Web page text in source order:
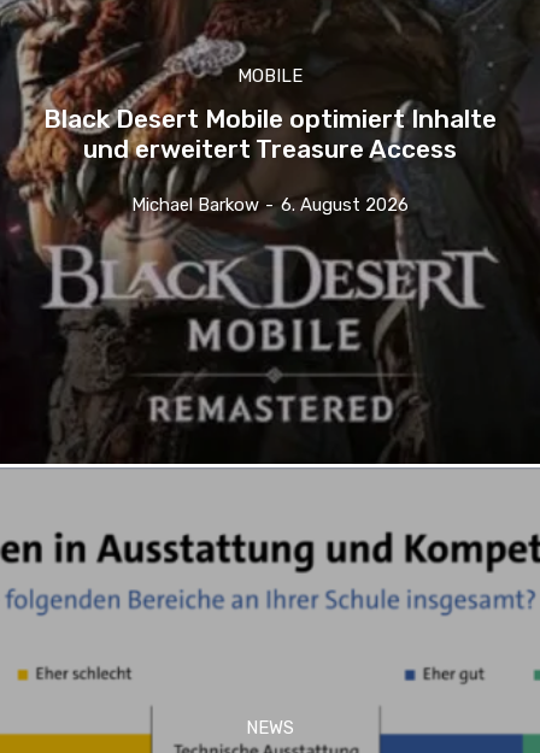
MOBILE
Black Desert Mobile optimiert Inhalte
und erweitert Treasure Access
Michael Barkow - 6. August 2026
NEWS